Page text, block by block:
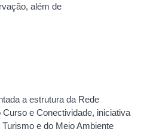
além de
a estrutura da Rede
e Conectividade, iniciativa
e do Meio Ambiente